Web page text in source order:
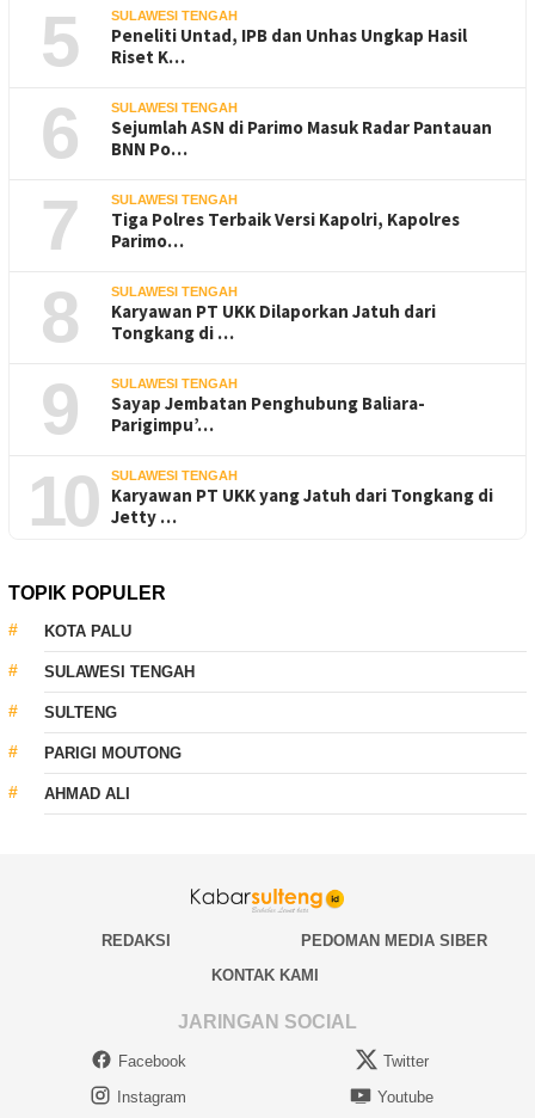
5 SULAWESI TENGAH
Peneliti Untad, IPB dan Unhas Ungkap Hasil
Riset K…
6 SULAWESI TENGAH
Sejumlah ASN di Parimo Masuk Radar Pantauan
BNN Po…
7 SULAWESI TENGAH
Tiga Polres Terbaik Versi Kapolri, Kapolres
Parimo…
8 SULAWESI TENGAH
Karyawan PT UKK Dilaporkan Jatuh dari
Tongkang di …
9 SULAWESI TENGAH
Sayap Jembatan Penghubung Baliara-
Parigimpu’…
10 SULAWESI TENGAH
Karyawan PT UKK yang Jatuh dari Tongkang di
Jetty …
TOPIK POPULER
KOTA PALU
SULAWESI TENGAH
SULTENG
PARIGI MOUTONG
AHMAD ALI
REDAKSI
PEDOMAN MEDIA SIBER
KONTAK KAMI
JARINGAN SOCIAL
Facebook
Twitter
Instagram
Youtube